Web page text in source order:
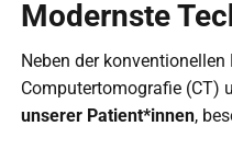
Modernste
Neben der
Computertomografie (CT)
unserer Patient*innen,